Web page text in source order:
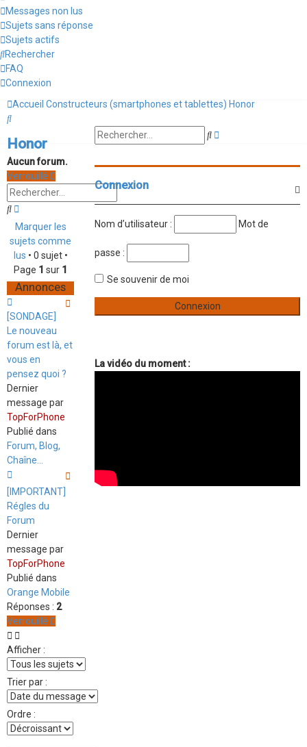
Messages non lus
Sujets sans réponse
Sujets actifs
Rechercher
FAQ
Connexion
Accueil Constructeurs (smartphones et tablettes) Honor
Rechercher
Honor
Aucun forum.
Verrouillé
Rechercher
avancée
Marquer les
sujets comme
lus • 0 sujet •
Page 1 sur 1
Annonces
[SONDAGE]
Le nouveau
forum est là, et
vous en
pensez quoi ?
Dernier
message par
TopForPhone
Publié dans
Forum, Blog,
Chaîne...
[IMPORTANT]
Régles du
Forum
Dernier
message par
TopForPhone
Publié dans
Orange Mobile
Réponses : 2
Verrouillé
Afficher :
Trier par :
Ordre :
Rechercher
Connexion
Nom d’utilisateur : Mot de
passe :
Se souvenir de moi
La vidéo du moment :